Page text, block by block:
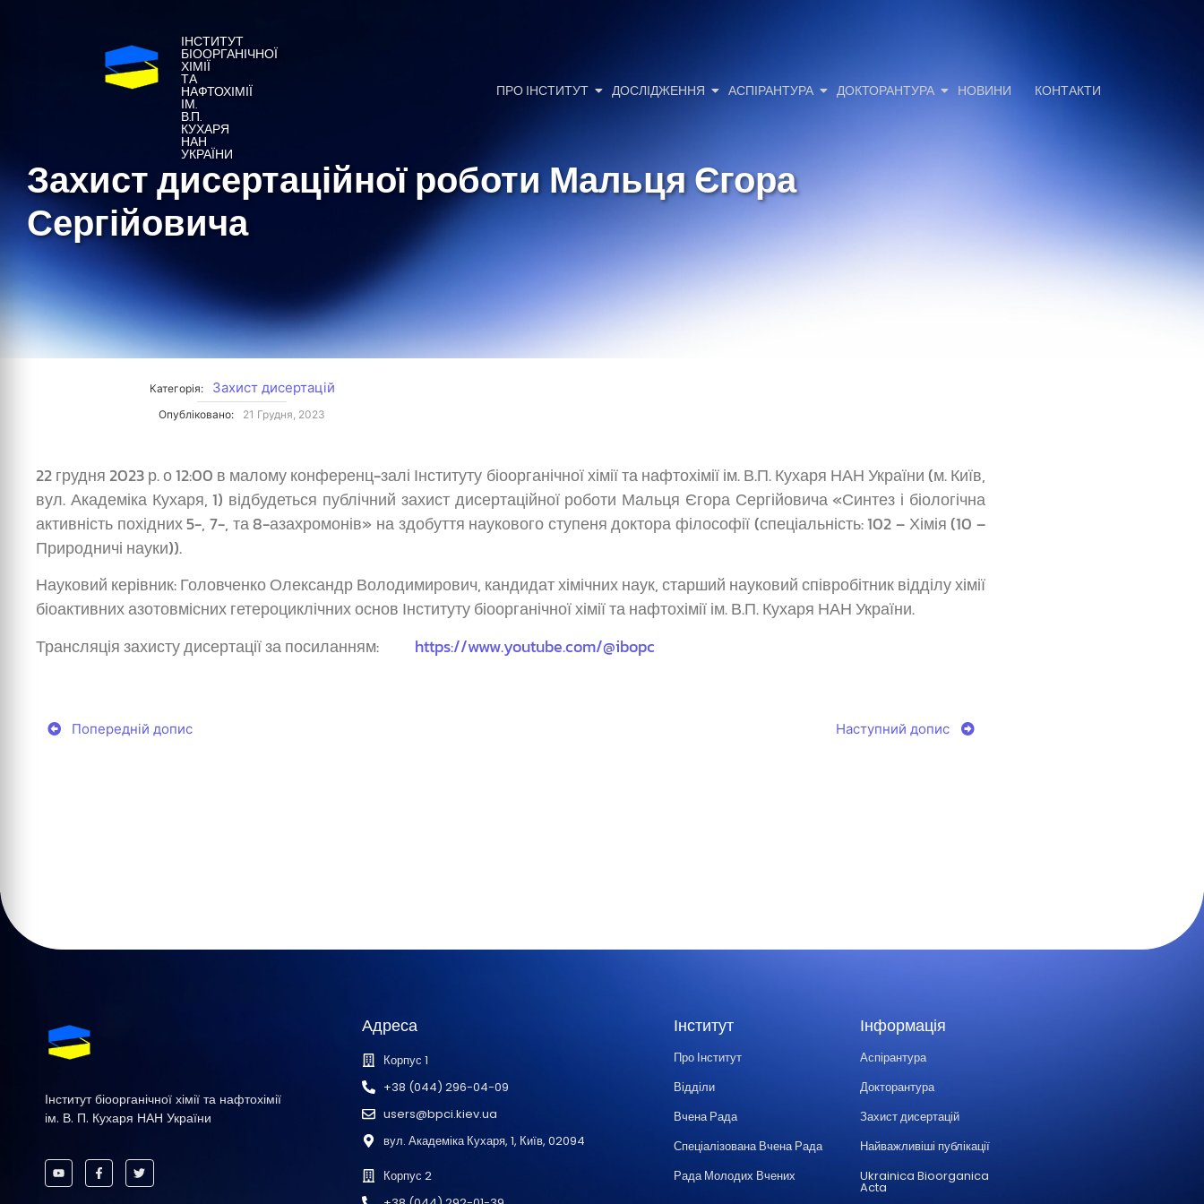
ІНСТИТУТ
БІООРГАНІЧНОЇ
ХІМІЇ
ТА
НАФТОХІМІЇ
ІМ.
В.П.
КУХАРЯ
НАН
УКРАЇНИ
ПРО ІНСТИТУТ ДОСЛІДЖЕННЯ АСПІРАНТУРА ДОКТОРАНТУРА НОВИНИ КОНТАКТИ
Захист дисертаційної роботи Мальця Єгора
Сергійовича
Категорія: Захист дисертацій
Опубліковано: 21 Грудня, 2023
22 грудня 2023 р. о 12:00 в малому конференц-залі Інституту біоорганічної хімії та нафтохімії ім. В.П. Кухаря НАН України (м. Київ,
вул. Академіка Кухаря, 1) відбудеться публічний захист дисертаційної роботи Мальця Єгора Сергійовича «Синтез і біологічна
активність похідних 5-, 7-, та 8-азахромонів» на здобуття наукового ступеня доктора філософії (спеціальність: 102 – Хімія (10 –
Природничі науки)).
Науковий керівник: Головченко Олександр Володимирович, кандидат хімічних наук, старший науковий співробітник відділу хімії
біоактивних азотовмісних гетероциклічних основ Інституту біоорганічної хімії та нафтохімії ім. В.П. Кухаря НАН України.
Трансляція захисту дисертації за посиланням: https://www.youtube.com/@ibopc
Попередній допис Наступний допис
Інститут біоорганічної хімії та нафтохімії
ім. В. П. Кухаря НАН України
Адреса
Корпус 1
+38 (044) 296-04-09
users@bpci.kiev.ua
вул. Академіка Кухаря, 1, Київ, 02094
Корпус 2
Інститут
Про Інститут
Відділи
Вчена Рада
Спеціалізована Вчена Рада
Рада Молодих Вчених
Інформація
Аспірантура
Докторантура
Захист дисертацій
Найважливіші публікації
Ukrainica Bioorganica
Acta